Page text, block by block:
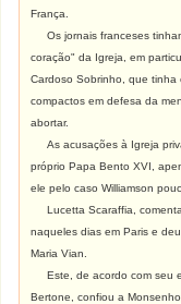
França.
Os jornais franceses
coração" da Igreja, em
Cardoso Sobrinho, que
compactos em defesa da
abortar.
As acusações à Igreja
próprio Papa Bento XVI,
ele pelo caso Williamson
Lucetta Scaraffia,
naqueles dias em Paris e
Maria Vian.
Este, de acordo com seu
Bertone, confiou a